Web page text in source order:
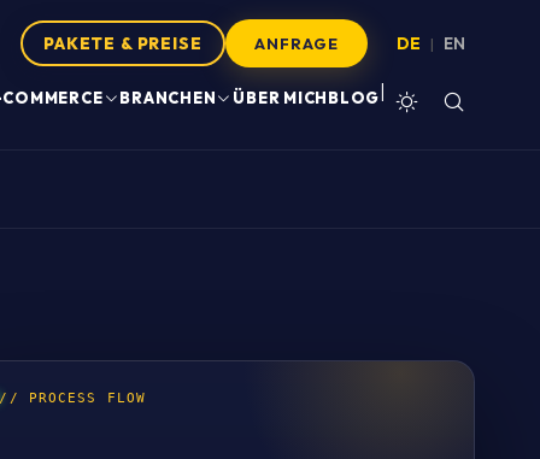
PAKETE & PREISE ANFRAGE DE | EN
BRANCHEN ÜBER MICHBLOG
// PROCESS FLOW